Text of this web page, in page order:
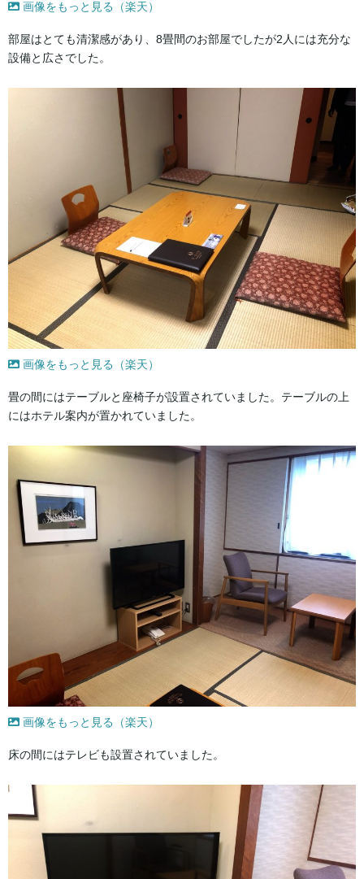
画像をもっと見る（楽天）
部屋はとても清潔感があり、8畳間のお部屋でしたが2人には充分な
設備と広さでした。
画像をもっと見る（楽天）
畳の間にはテーブルと座椅子が設置されていました。テーブルの上
にはホテル案内が置かれていました。
画像をもっと見る（楽天）
床の間にはテレビも設置されていました。